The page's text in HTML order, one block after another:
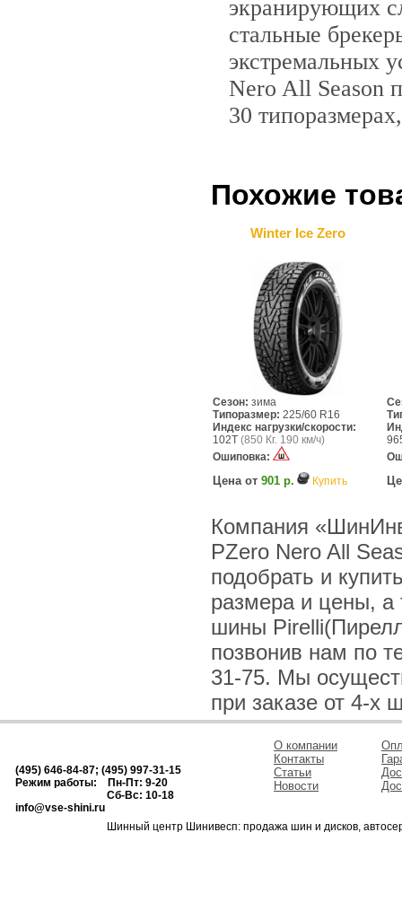
экранирующих
стальные
экстремальных
Nero All Season
30
Похожие
Winter Ice Zero
Сезон: зима
Типоразмер: 225/60 R16
Индекс нагрузки/скорости:
102T (850 Кг. 190 км/ч)
Ошиповка:
Цена от 901 р. Купить
Компания
PZero Nero All
подобрать и
размера и цены, а
шины
позвонив нам по
31-75. Мы
при заказе от 4-х
(495) 646-84-87; (495) 997-31-15
Режим работы: Пн-Пт: 9-20
Сб-Вс: 10-18
info@vse-shini.ru
О компании
Контакты
Статьи
Новости
Шинный центр Шинивесп: продажа шин и дисков,